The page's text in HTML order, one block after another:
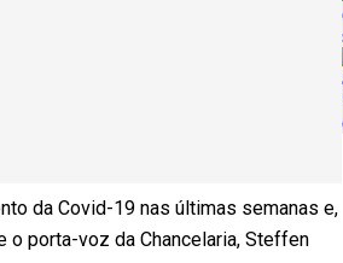
da Covid-19 nas últimas semanas e,
o porta-voz da Chancelaria, Steffen